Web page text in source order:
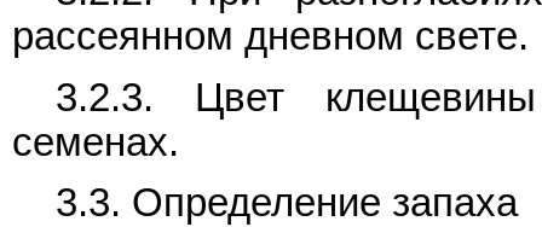
рассеянном дневном свете.
3.2.3. Цвет
семенах.
3.3. Определение запаха